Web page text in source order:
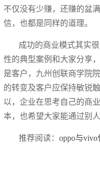
不仅没有少赚，还赚的盆
信，也都是同样的道理。
成功的商业模式其实
性的典型案例和大家分享
是客户，九州创联商学院
的转变及客户应保持敏锐
以，企业在思考自己的商
本，也希望大家能通过别
推荐阅读：oppo与